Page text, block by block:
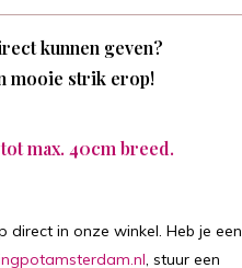
kunnen geven?
mooie strik erop!
max. 40cm breed.
in onze winkel. Heb je een
, stuur een